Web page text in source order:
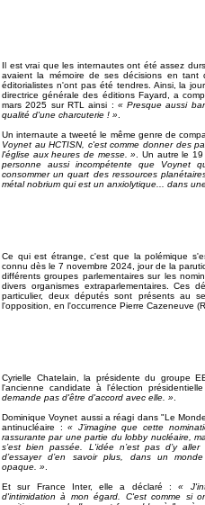
Il est vrai que les internautes ont été assez
avaient la mémoire de ses décisions en
éditorialistes n'ont pas été tendres. Ainsi, la
directrice générale des éditions Fayard, a
mars 2025 sur RTL ainsi : « Presque aussi
qualité d'une charcuterie ! ».
Un internaute a tweeté le même genre de
Voynet au HCTISN, c'est comme donner des
l'église aux heures de messe. ». Un autre le
personne aussi incompétente que Voynet
consommer un quart des ressources
métal nobrium qui est un anxiolytique... dans
Ce qui est étrange, c'est que la polémique
connu dès le 7 novembre 2024, jour de la
différents groupes parlementaires sur les
divers organismes extraparlementaires. Ces
particulier, deux députés sont présents au
l'opposition, en l'occurrence Pierre Cazeneuve
Cyrielle Chatelain, la présidente du groupe
l'ancienne candidate à l'élection
demande pas d'être d'accord avec elle. ».
Dominique Voynet aussi a réagi dans "Le
antinucléaire : « J’imagine que cette
rassurante par une partie du lobby nucléaire,
s’est bien passée. L'idée n’est pas d’y
d’essayer d’en savoir plus, dans un
opaque. ».
Et sur France Inter, elle a déclaré :«
d'intimidation à mon égard. C'est comme si